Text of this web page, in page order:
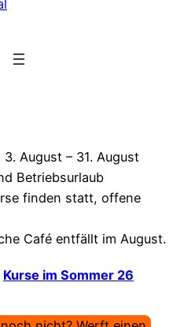
August – 31. August
Betriebsurlaub
finden statt, offene
Café entfällt im August.
Kurse im Sommer 26